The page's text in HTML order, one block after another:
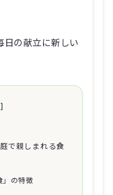
日の献立に新しい
で親しまれる食
」の特徴